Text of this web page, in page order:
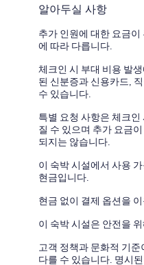
알아두실 사항
추가 인원에 대한 요금
에 따라 다릅니다.
체크인 시 부대 비용 발
된 신분증과 신용카드,
수 있습니다.
특별 요청 사항은 체크
질 수 있으며 추가 요금
되지는 않습니다.
이 숙박 시설에서 사용
현금입니다.
현금 없이 결제 옵션을
이 숙박 시설은 안전을
고객 정책과 문화적 기
다를 수 있습니다. 명시